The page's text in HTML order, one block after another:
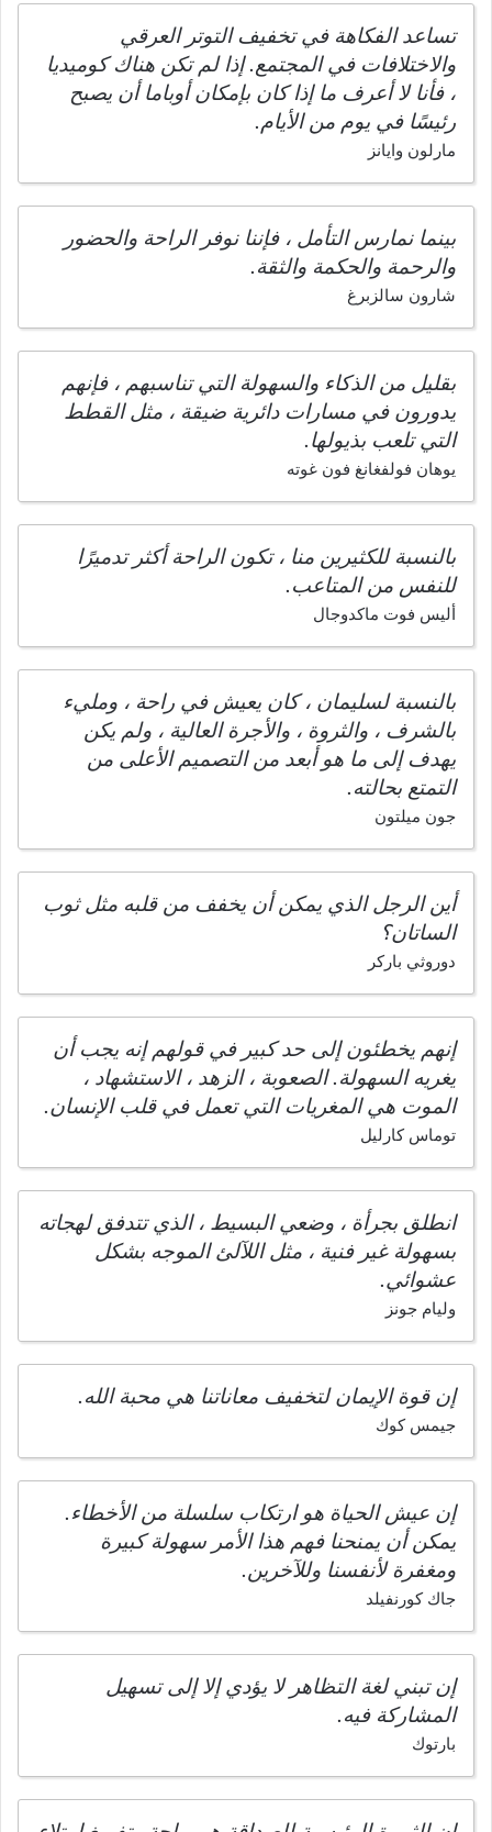
تساعد الفكاهة في تخفيف التوتر العرقي
والاختلافات في المجتمع. إذا لم تكن هناك كوميديا
، فأنا لا أعرف ما إذا كان بإمكان أوباما أن يصبح
رئيسًا في يوم من الأيام.
مارلون وايانز
بينما نمارس التأمل ، فإننا نوفر الراحة والحضور
والرحمة والحكمة والثقة.
شارون سالزبرغ
بقليل من الذكاء والسهولة التي تناسبهم ، فإنهم
يدورون في مسارات دائرية ضيقة ، مثل القطط
التي تلعب بذيولها.
يوهان فولفغانغ فون غوته
بالنسبة للكثيرين منا ، تكون الراحة أكثر تدميرًا
للنفس من المتاعب.
أليس فوت ماكدوجال
بالنسبة لسليمان ، كان يعيش في راحة ، ومليء
بالشرف ، والثروة ، والأجرة العالية ، ولم يكن
يهدف إلى ما هو أبعد من التصميم الأعلى من
التمتع بحالته.
جون ميلتون
أين الرجل الذي يمكن أن يخفف من قلبه مثل ثوب
الساتان؟
دوروثي باركر
إنهم يخطئون إلى حد كبير في قولهم إنه يجب أن
يغريه السهولة. الصعوبة ، الزهد ، الاستشهاد ،
الموت هي المغريات التي تعمل في قلب الإنسان.
توماس كارليل
انطلق بجرأة ، وضعي البسيط ، الذي تتدفق لهجاته
بسهولة غير فنية ، مثل اللآلئ الموجه بشكل
عشوائي.
وليام جونز
إن قوة الإيمان لتخفيف معاناتنا هي محبة الله.
جيمس كوك
إن عيش الحياة هو ارتكاب سلسلة من الأخطاء.
يمكن أن يمنحنا فهم هذا الأمر سهولة كبيرة
ومغفرة لأنفسنا وللآخرين.
جاك كورنفيلد
إن تبني لغة التظاهر لا يؤدي إلا إلى تسهيل
المشاركة فيه.
بارتوك